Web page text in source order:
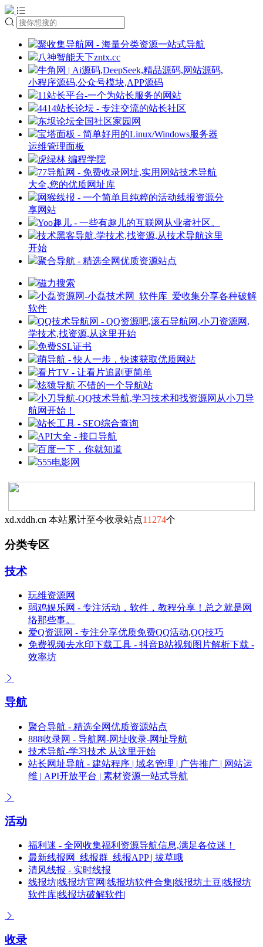
聚收集导航网 - 海量分类资源一站式导航
八神智能天下zntx.cc
牛角网 | Ai源码,DeepSeek,精品源码,网站源码,
小程序源码,公众号模块,APP源码
11站长平台-一个为站长服务的网站
4414站长论坛 - 专注交流的站长社区
东坝论坛全国社区家园网
宝塔面板 - 简单好用的Linux/Windows服务器
运维管理面板
虎绿林 编程学院
77导航网 - 免费收录网址,实用网站技术导航
大全,您的优质网址库
网猴线报 - 一个简单且纯粹的活动线报资源分
享网站
Yoo趣儿 - 一些有趣儿的互联网从业者社区。
技术黑客导航,学技术,找资源,从技术导航这里
开始
聚合导航 - 精选全网优质资源站点
磁力搜索
小磊资源网-小磊技术网_软件库_爱收集分享各种破解
软件
QQ技术导航网 - QQ资源吧,滚石导航网,小刀资源网,
学技术,找资源,从这里开始
免费SSL证书
萌导航 - 快人一步，快速获取优质网站
看片TV - 让看片追剧更简单
炫猿导航 不错的一个导航站
小刀导航-QQ技术导航,学习技术和找资源网从小刀导
航网开始！
站长工具 - SEO综合查询
API大全 - 接口导航
百度一下，你就知道
555电影网
xd.xddh.cn 本站累计至今收录站点11274个
分类专区
技术
玩维资源网
弱鸡娱乐网 - 专注活动，软件，教程分享！总之就是网
络那些事。
爱Q资源网 - 专注分享优质免费QQ活动,QQ技巧
免费视频去水印下载工具 - 抖音B站视频图片解析下载 -
效率坊
导航
聚合导航 - 精选全网优质资源站点
888收录网 - 导航网-网址收录-网址导航
技术导航-学习技术 从这里开始
站长网址导航 - 建站程序 | 域名管理 | 广告推广 | 网站运
维 | API开放平台 | 素材资源一站式导航
活动
福利迷 - 全网收集福利资源导航信息,满足各位迷！
最新线报网_线报群_线报APP | 拔草哦
清风线报 - 实时线报
线报坊|线报坊官网|线报坊软件合集|线报坊土豆|线报坊
软件库|线报坊破解软件|
收录